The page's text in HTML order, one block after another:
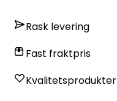
Rask levering
Fast fraktpris
Kvalitetsprodukter